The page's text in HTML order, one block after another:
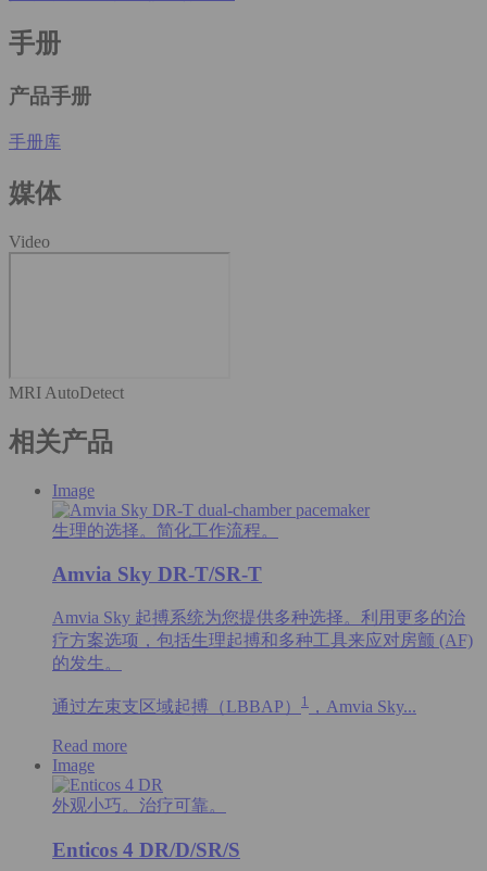
手册
产品手册
手册库
媒体
Video
MRI AutoDetect
相关产品
Image
生理的选择。简化工作流程。
Amvia Sky DR-T/SR-T
Amvia Sky 起搏系统为您提供多种选择。利用更多的治
疗方案选项，包括生理起搏和多种工具来应对房颤 (AF)
的发生。
通过左束支区域起搏（LBBAP） 1 ，Amvia Sky...
Read more
Image
外观小巧。治疗可靠。
Enticos 4 DR/D/SR/S